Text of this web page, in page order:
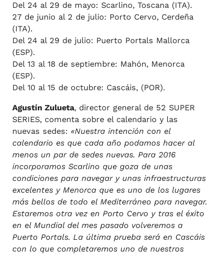
Del 24 al 29 de mayo: Scarlino, Toscana (ITA).
27 de junio al 2 de julio: Porto Cervo, Cerdeña
(ITA).
Del 24 al 29 de julio: Puerto Portals Mallorca
(ESP).
Del 13 al 18 de septiembre: Mahón, Menorca
(ESP).
Del 10 al 15 de octubre: Cascáis, (POR).
Agustín Zulueta, director general de 52 SUPER
SERIES, comenta sobre el calendario y las
nuevas sedes: «Nuestra intención con el
calendario es que cada año podamos hacer al
menos un par de sedes nuevas. Para 2016
incorporamos Scarlino que goza de unas
condiciones para navegar y unas infraestructuras
excelentes y Menorca que es uno de los lugares
más bellos de todo el Mediterráneo para navegar.
Estaremos otra vez en Porto Cervo y tras el éxito
en el Mundial del mes pasado volveremos a
Puerto Portals. La última prueba será en Cascáis
con lo que completaremos uno de nuestros